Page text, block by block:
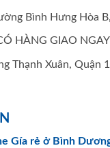
Bình Hưng Hòa
HÀNG GIAO
Thạnh Xuân, Quận
Gía rẻ ở Bình